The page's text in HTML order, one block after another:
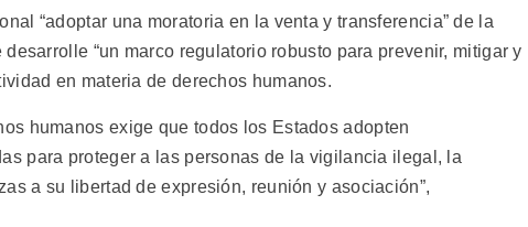
“adoptar una moratoria en la venta y transferencia” de la
“un marco regulatorio robusto para prevenir, mitigar y
en materia de derechos humanos.
humanos exige que todos los Estados adopten
para proteger a las personas de la vigilancia ilegal, la
a su libertad de expresión, reunión y asociación”,